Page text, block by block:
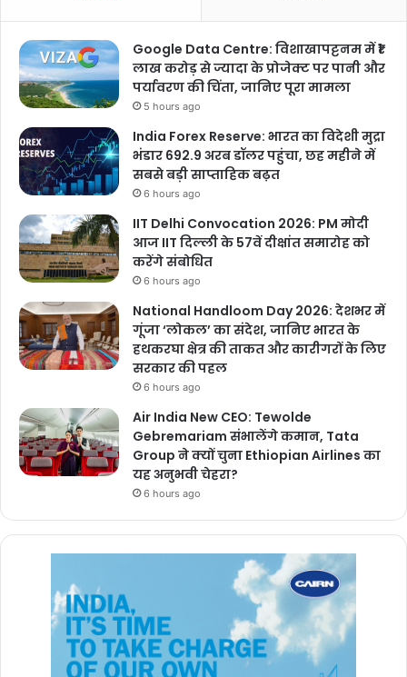
Google Data Centre: विशाखापट्टनम में ₹1
लाख करोड़ से ज्यादा के प्रोजेक्ट पर पानी और
पर्यावरण की चिंता, जानिए पूरा मामला
5 hours ago
India Forex Reserve: भारत का विदेशी मुद्रा
भंडार 692.9 अरब डॉलर पहुंचा, छह महीने में
सबसे बड़ी साप्ताहिक बढ़त
6 hours ago
IIT Delhi Convocation 2026: PM मोदी
आज IIT दिल्ली के 57वें दीक्षांत समारोह को
करेंगे संबोधित
6 hours ago
National Handloom Day 2026: देशभर में
गूंजा ‘लोकल’ का संदेश, जानिए भारत के
हथकरघा क्षेत्र की ताकत और कारीगरों के लिए
सरकार की पहल
6 hours ago
Air India New CEO: Tewolde
Gebremariam संभालेंगे कमान, Tata
Group ने क्यों चुना Ethiopian Airlines का
यह अनुभवी चेहरा?
6 hours ago